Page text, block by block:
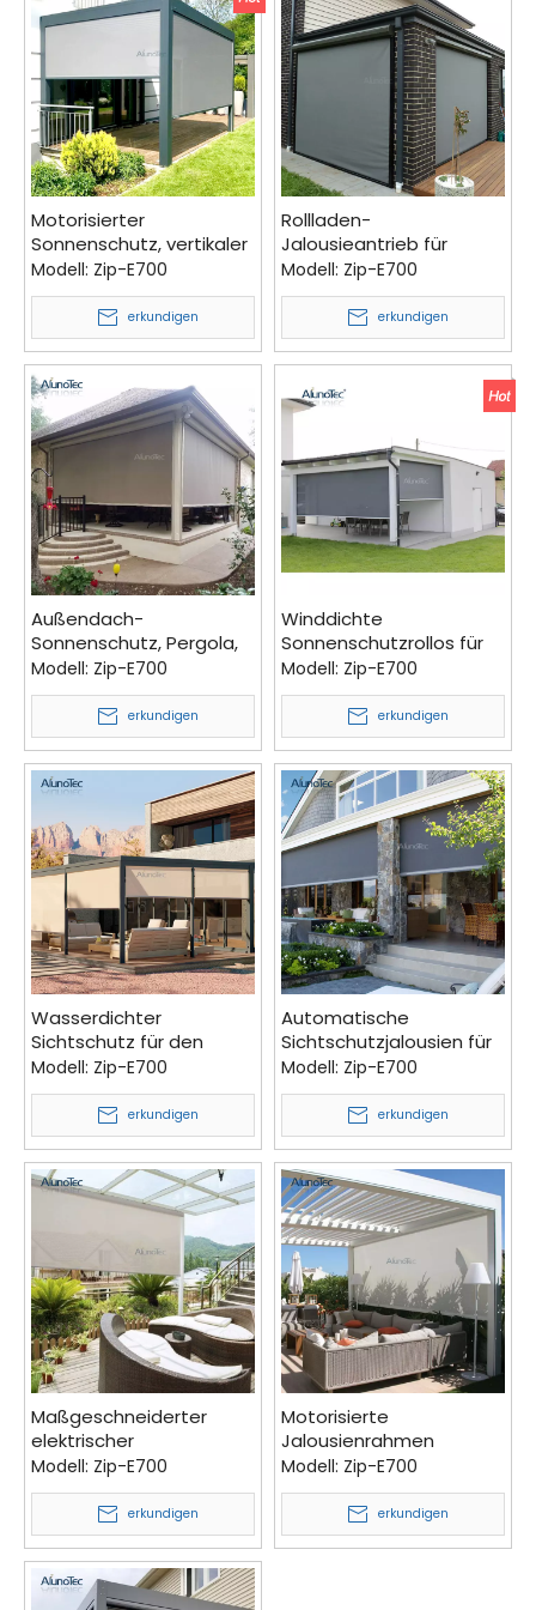
Motorisierter
Sonnenschutz, vertikaler
Vorhang, elektrischer
Rollladen, wasserdichter
Sonnenschutz für den
Außenbereich, Rollos,
Reißverschluss-
Bildschirm für Pergola
Modell: Zip-E700
erkundigen
Rollladen-
Jalousieantrieb für
Fenster-Außenjalousien
zu verkaufen
Modell: Zip-E700
erkundigen
Außendach-
Sonnenschutz, Pergola,
elektrischer Balkon-
Seitenvorhang mit Motor
Modell: Zip-E700
erkundigen
Winddichte
Sonnenschutzrollos für
den Außenbereich aus
Stoff mit Reißverschluss,
vertikaler Vorhang,
ferngesteuerte Rollos
Modell: Zip-E700
erkundigen
Wasserdichter
Sichtschutz für den
Garten, Rollladen mit
Reißverschluss, Rollos
aus Stoff
Modell: Zip-E700
erkundigen
Automatische
Sichtschutzjalousien für
den Garten, Betreiber
von
Sonnenschutzjalousien
für Pergola
Modell: Zip-E700
erkundigen
Maßgeschneiderter
elektrischer
wasserdichter
Sonnenschutz für
Rollläden für Fenster
Modell: Zip-E700
erkundigen
Motorisierte
Jalousienrahmen
Aluminium-
Lamellenjalousien für
Modell: Zip-E700
erkundigen